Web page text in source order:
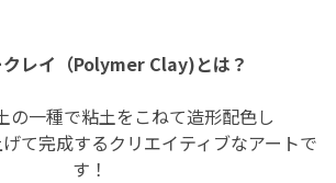
レイ（Polymer Clay)とは？
の一種で粘土をこねて造形配色し
て完成するクリエイティブなアートで
す！